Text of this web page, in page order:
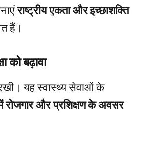
राष्ट्रीय एकता और इच्छाशक्ति
हैं।
को बढ़ावा
यह स्वास्थ्य सेवाओं के
रोजगार और प्रशिक्षण के अवसर